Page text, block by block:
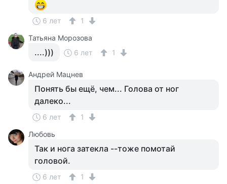
6 лет
1
Татьяна Морозова
....))) 6 лет 1
Андрей Мацнев
Понять бы ещё, чем... Голова от ног
далеко...
6 лет
1
Любовь
Так и нога затекла --тоже помотай
головой.
6 лет 1